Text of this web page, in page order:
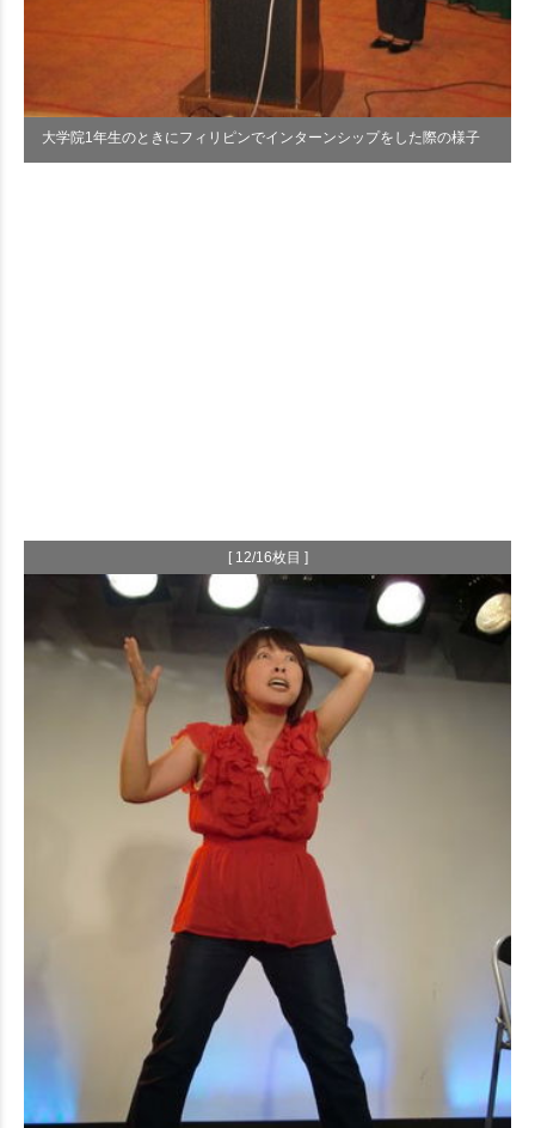
大学院1年生のときにフィリピンでインターンシップをした際の様子
[ 12/16枚目 ]